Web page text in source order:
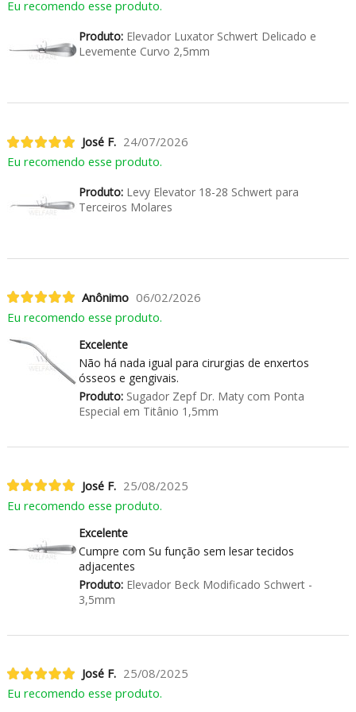
Eu recomendo esse produto.
Produto:Elevador Luxator Schwert Delicado e
Levemente Curvo 2,5mm
José F. 24/07/2026
Eu recomendo esse produto.
Produto:Levy Elevator 18-28 Schwert para
Terceiros Molares
Anônimo 06/02/2026
Eu recomendo esse produto.
Excelente
Não há nada igual para cirurgias de enxertos
ósseos e gengivais.
Produto:Sugador Zepf Dr. Maty com Ponta
Especial em Titânio 1,5mm
José F. 25/08/2025
Eu recomendo esse produto.
Excelente
Cumpre com Su função sem lesar tecidos
adjacentes
Produto:Elevador Beck Modificado Schwert -
3,5mm
José F. 25/08/2025
Eu recomendo esse produto.